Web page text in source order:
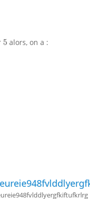
5
5 alors, on a :